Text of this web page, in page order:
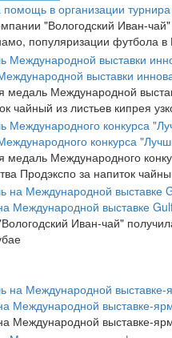
помощь в организации
"Вологодский Иван-
популяризации футбола в
выставки
медаль Международной
чайный из листьев кипрея
конкурса
медаль Международного
Продэкспо за напиток
Международной выставке
Иван-чай"
Международной выставке-
Международной выставке-